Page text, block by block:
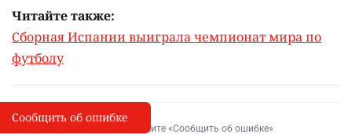
Читайте также:
Сборная Испании выиграла чемпионат мира по
футболу
I
Сообщить об опечатке
Выделите фрагмент и нажмите «Сообщить об ошибке»
Сообщить об ошибке